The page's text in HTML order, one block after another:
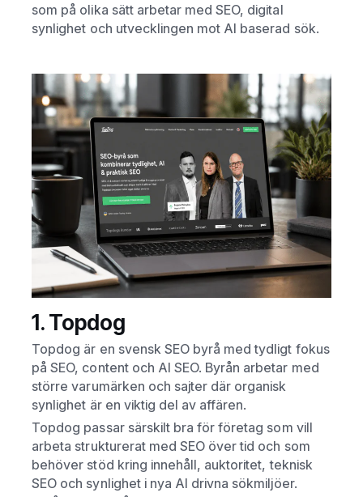
som på olika sätt arbetar med SEO, digital
synlighet och utvecklingen mot AI baserad sök.
1. Topdog
Topdog är en svensk SEO byrå med tydligt fokus
på SEO, content och AI SEO. Byrån arbetar med
större varumärken och sajter där organisk
synlighet är en viktig del av affären.
Topdog passar särskilt bra för företag som vill
arbeta strukturerat med SEO över tid och som
behöver stöd kring innehåll, auktoritet, teknisk
SEO och synlighet i nya AI drivna sökmiljöer.